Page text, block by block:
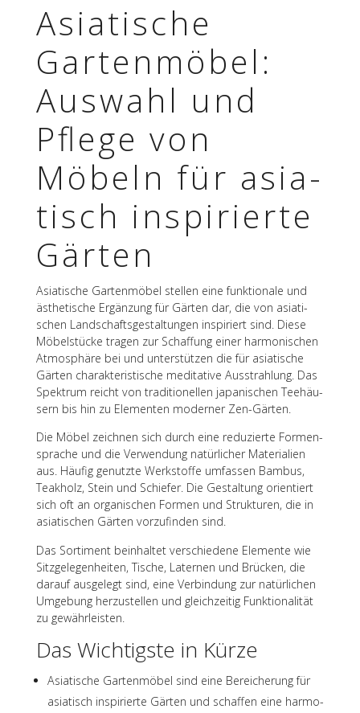
Asia­ti­sche
Garten­mö­bel:
Auswahl und
Pflege von
Möbeln für asia­
tisch inspi­rierte
Gärten
Asia­ti­sche Garten­mö­bel stel­len eine funk­tio­nale und
ästhe­ti­sche Ergän­zung für Gärten dar, die von asia­ti­
schen Land­schafts­ge­stal­tun­gen inspi­riert sind. Diese
Möbel­stü­cke tragen zur Schaf­fung einer harmo­ni­schen
Atmo­sphäre bei und unter­stüt­zen die für asia­ti­sche
Gärten charak­te­ris­ti­sche medi­ta­tive Ausstrah­lung. Das
Spek­trum reicht von tradi­tio­nel­len japa­ni­schen Teehäu­
sern bis hin zu Elemen­ten moder­ner Zen-Gärten.
Die Möbel zeich­nen sich durch eine redu­zierte Formen­
spra­che und die Verwen­dung natür­li­cher Mate­ria­lien
aus. Häufig genutzte Werk­stoffe umfas­sen Bambus,
Teak­holz, Stein und Schie­fer. Die Gestal­tung orien­tiert
sich oft an orga­ni­schen Formen und Struk­tu­ren, die in
asia­ti­schen Gärten vorzu­fin­den sind.
Das Sorti­ment beinhal­tet verschie­dene Elemente wie
Sitz­ge­le­gen­hei­ten, Tische, Later­nen und Brücken, die
darauf ausge­legt sind, eine Verbin­dung zur natür­li­chen
Umge­bung herzu­stel­len und gleich­zei­tig Funk­tio­na­li­tät
zu gewährleisten.
Das Wich­tigste in Kürze
Asia­ti­sche Garten­mö­bel sind eine Berei­che­rung für
asia­tisch inspi­rierte Gärten und schaf­fen eine harmo­